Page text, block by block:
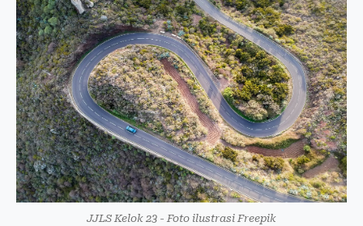
JJLS Kelok 23 - Foto ilustrasi Freepik